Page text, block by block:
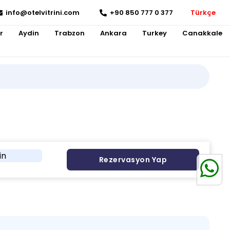
info@otelvitrini.com +90 850 777 0 377 Türkçe
Aydin Trabzon Ankara Turkey Canakkale
Rezervasyon Yap